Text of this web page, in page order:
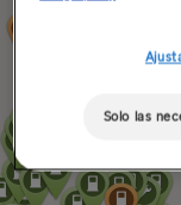
Solo las